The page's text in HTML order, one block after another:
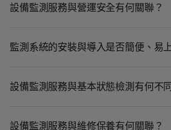
設備監測服務與營運安全有何關聯？
監測系統的安裝與導入是否簡便、易
設備監測服務與基本狀態檢測有何不
設備監測服務與維修保養有何關聯？